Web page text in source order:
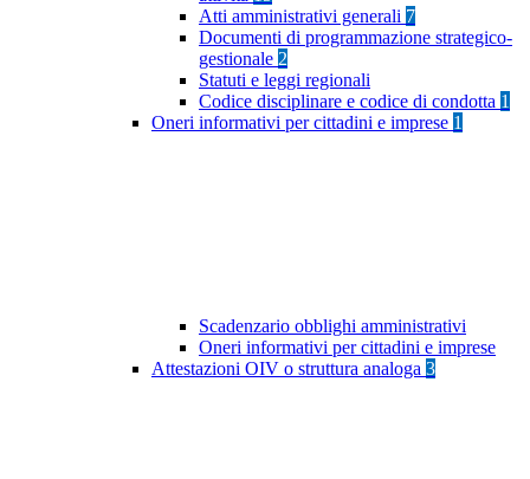
Atti amministrativi generali 7
Documenti di programmazione strategico-
gestionale 2
Statuti e leggi regionali
Codice disciplinare e codice di condotta 1
Oneri informativi per cittadini e imprese 1
Scadenzario obblighi amministrativi
Oneri informativi per cittadini e imprese
Attestazioni OIV o struttura analoga 3